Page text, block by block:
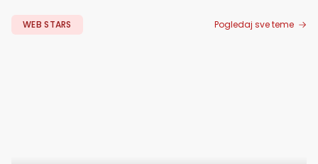
WEB STARS Pogledaj sve teme